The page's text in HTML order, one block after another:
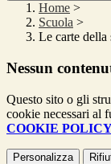
Home >
Scuola >
Le carte della
Nessun
Questo sito o gli
cookie necessari al
COOKIE
Personalizza